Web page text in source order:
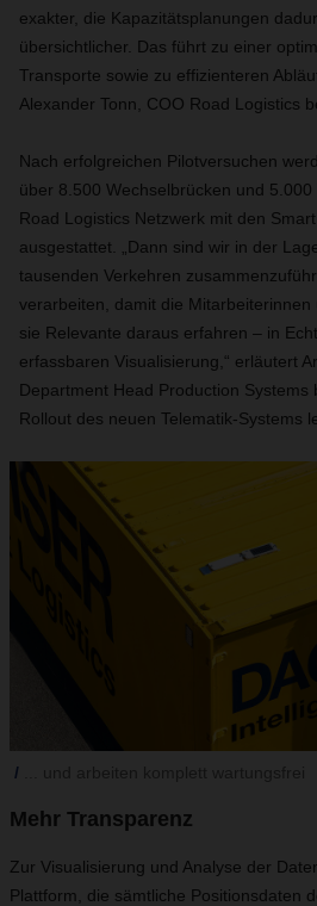
exakter, die Kapazitätsplanungen
übersichtlicher. Das führt zu einer
Transporte sowie zu effizienteren
Alexander Tonn, COO Road Logistics
Nach erfolgreichen Pilotversuchen
über 8.500 Wechselbrücken und 5.000
Road Logistics Netzwerk mit den
ausgestattet. „Dann sind wir in der
tausenden Verkehren
verarbeiten, damit die
sie Relevante daraus erfahren – in
erfassbaren Visualisierung,“ erläutert
Department Head Production Systems
Rollout des neuen Telematik-Systems
Mehr Transparenz
Zur Visualisierung und Analyse der
Plattform, die sämtliche Positionsdaten